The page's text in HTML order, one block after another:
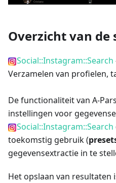
Overzicht van de
Social::Instagram::Search
Verzamelen van profielen,
De functionaliteit van A-
instellingen voor
Social::Instagram::Search
toekomstig gebruik (
gegevensextractie in te
Het opslaan van resultaten